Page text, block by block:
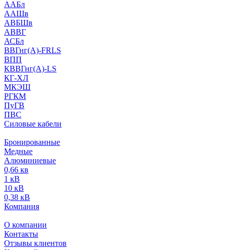
ААБл
ААШв
АВБШв
АВВГ
АСБл
ВВГнг(А)-FRLS
ВПП
КВВГнг(А)-LS
КГ-ХЛ
МКЭШ
РГКМ
ПуГВ
ПВС
Силовые кабели
Бронированные
Медные
Алюминиевые
0,66 кв
1 кВ
10 кВ
0,38 кВ
Компания
О компании
Контакты
Отзывы клиентов